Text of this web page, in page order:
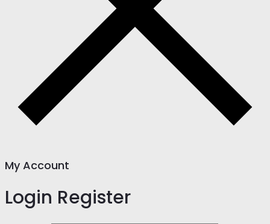
My Account
Login Register